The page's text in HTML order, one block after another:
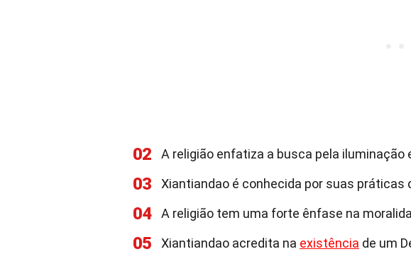
02 A religião enfatiza a busca pela
03 Xiantiandao é conhecida por suas
04 A religião tem uma forte ênfase na
05 Xiantiandao acredita na existência de um